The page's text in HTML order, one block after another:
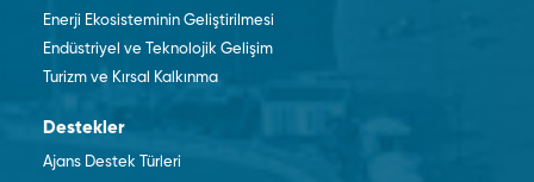
Enerji Ekosisteminin Geliştirilmesi
Endüstriyel ve Teknolojik Gelişim
Turizm ve Kırsal Kalkınma
Destekler
Ajans Destek Türleri